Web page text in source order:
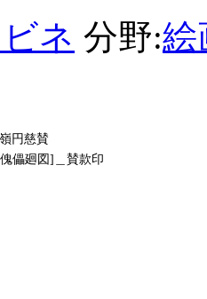
ネ 分野:絵
円慈賛
儡廻図]＿賛款印